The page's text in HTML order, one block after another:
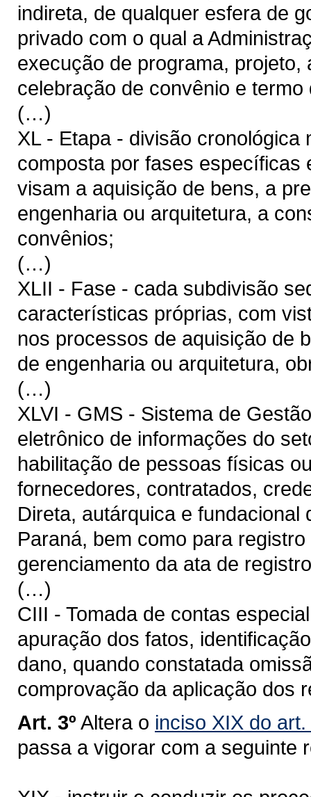
indireta, de qualquer esfera de
privado com o qual a
execução de programa,
celebração de convênio e
(…)
XL - Etapa - divisão
composta por fases específicas
visam a aquisição de bens, a
engenharia ou arquitetura, a
convênios;
(…)
XLII - Fase - cada subdivisão
características próprias, com
nos processos de aquisição de
de engenharia ou arquitetura,
(…)
XLVI - GMS - Sistema de
eletrônico de informações do
habilitação de pessoas físicas
fornecedores, contratados,
Direta, autárquica e
Paraná, bem como para
gerenciamento da ata de
(…)
CIII - Tomada de contas
apuração dos fatos,
dano, quando constatada
comprovação da aplicação dos
Art. 3º Altera o inciso XIX do
passa a vigorar com a seguinte